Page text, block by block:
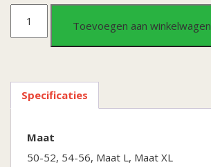
Shirt
Security
Toevoegen aan winkelwagen
Specificaties
Maat
50-52, 54-56, Maat L, Maat XL